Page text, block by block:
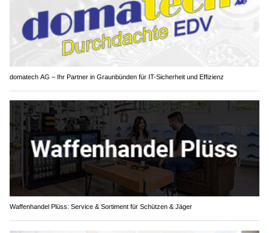
domatech AG – Ihr Partner in Graunbünden für IT-Sicherheit und Effizienz
Waffenhandel Plüss: Service & Sortiment für Schützen & Jäger